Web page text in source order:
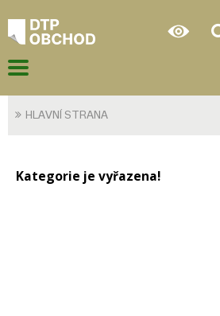
HLAVNÍ STRANA
Kategorie je vyřazena!